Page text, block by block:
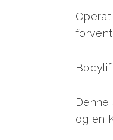
og en